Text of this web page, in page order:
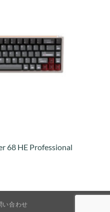
68 HE Professional
い合わせ